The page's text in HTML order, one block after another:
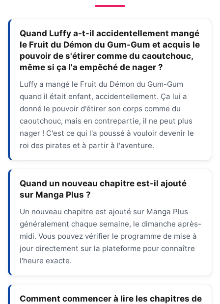
Quand Luffy a-t-il accidentellement mangé
le Fruit du Démon du Gum-Gum et acquis le
pouvoir de s'étirer comme du caoutchouc,
même si ça l'a empêché de nager ?
Luffy a mangé le Fruit du Démon du Gum-Gum
quand il était enfant, accidentellement. Ça lui a
donné le pouvoir d'étirer son corps comme du
caoutchouc, mais en contrepartie, il ne peut plus
nager ! C'est ce qui l'a poussé à vouloir devenir le
roi des pirates et à partir à l'aventure.
Quand un nouveau chapitre est-il ajouté
sur Manga Plus ?
Un nouveau chapitre est ajouté sur Manga Plus
généralement chaque semaine, le dimanche après-
midi. Vous pouvez vérifier le programme de mise à
jour directement sur la plateforme pour connaître
l'heure exacte.
Comment commencer à lire les chapitres de